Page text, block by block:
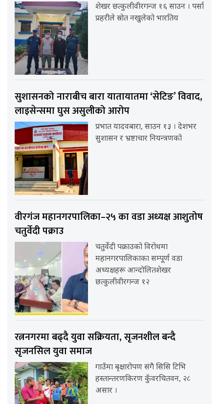
शेखर छत्कुलीवीरगन्ज १६ साउन । पर्सा
प्रहरीले स्रोत नखुलेको भारतिय
सुशासनको नाराबीच बारा यातायातमा ‘सेटिङ’ विवाद,
लाइसेन्समा घुस असुलीको आरोप
प्रभात यादवबारा, साउन १३ । देशभर
सुशासन र भ्रष्टाचार नियन्त्रणको
वीरगंज महानगरपालिका–२५ का वडा अध्यक्ष आशुतोष
चतुर्वेदी पक्राउ
चतुर्वेदी पक्राउको विरोधमा
महानगरपालिकाका सम्पूर्ण वडा
अध्यक्षहरू आन्दोलितशेखर
छत्कुलीवीरगन्ज १२
रत्ननगरमा बढ्दै युवा सक्रियता, सृजनशील बन्दै
सृजनसिल युवा समाज
गाउँमा बृक्षारोपण संगै सिसि टिभि
हस्तान्तरणकिरण कुँवरचितवन, २८
असार ।